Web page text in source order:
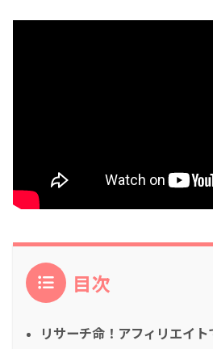
目次
リサーチ命！アフィリエイ